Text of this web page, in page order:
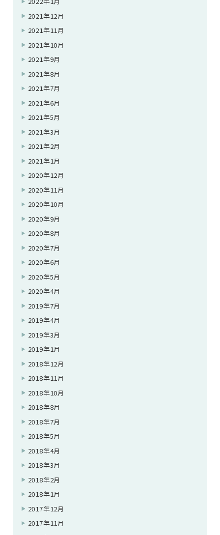
2021年12月
2021年11月
2021年10月
2021年9月
2021年8月
2021年7月
2021年6月
2021年5月
2021年3月
2021年2月
2021年1月
2020年12月
2020年11月
2020年10月
2020年9月
2020年8月
2020年7月
2020年6月
2020年5月
2020年4月
2019年7月
2019年4月
2019年3月
2019年1月
2018年12月
2018年11月
2018年10月
2018年8月
2018年7月
2018年5月
2018年4月
2018年3月
2018年2月
2018年1月
2017年12月
2017年11月